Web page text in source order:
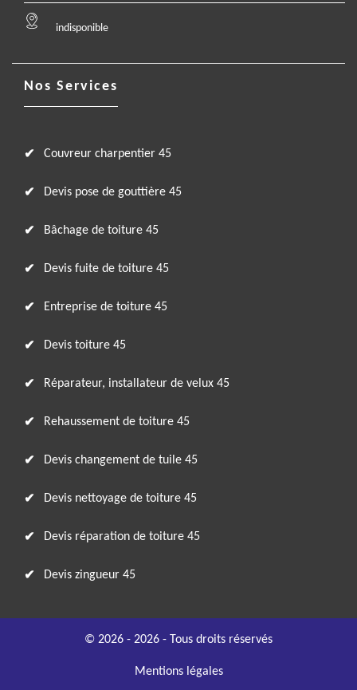
indisponible
Nos Services
Couvreur charpentier 45
Devis pose de gouttière 45
Bâchage de toiture 45
Devis fuite de toiture 45
Entreprise de toiture 45
Devis toiture 45
Réparateur, installateur de velux 45
Rehaussement de toiture 45
Devis changement de tuile 45
Devis nettoyage de toiture 45
Devis réparation de toiture 45
Devis zingueur 45
© 2026 - 2026 - Tous droits réservés
Mentions légales